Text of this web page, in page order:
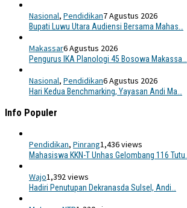
Nasional, Pendidikan7 Agustus 2026
Bupati Luwu Utara Audiensi Bersama Mahas…
Makassar6 Agustus 2026
Pengurus IKA Planologi 45 Bosowa Makassa…
Nasional, Pendidikan6 Agustus 2026
Hari Kedua Benchmarking, Yayasan Andi Ma…
Info Populer
Pendidikan, Pinrang1,436 views
Mahasiswa KKN-T Unhas Gelombang 116 Tutu…
Wajo1,392 views
Hadiri Penutupan Dekranasda Sulsel, Andi…